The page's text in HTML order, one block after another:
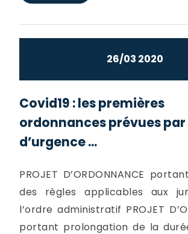
26/03 2020
Covid19 : les premières
ordonnances prévues par
d’urgence ...
PROJET D’ORDONNANCE
des règles applicables aux
l’ordre administratif PROJET
portant prolongation de la